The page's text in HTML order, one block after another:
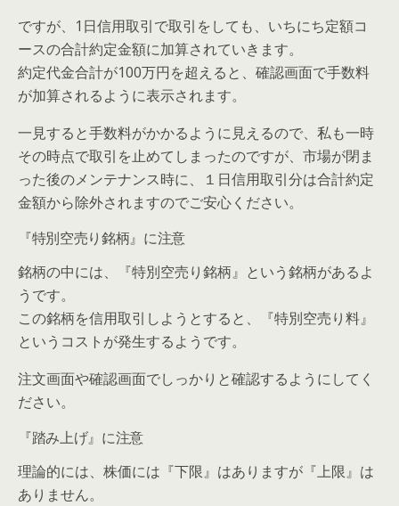
ですが、1日信用取引で取引をしても、いちにち定額コ
ースの合計約定金額に加算されていきます。
約定代金合計が100万円を超えると、確認画面で手数料
が加算されるように表示されます。
一見すると手数料がかかるように見えるので、私も一時
その時点で取引を止めてしまったのですが、市場が閉ま
った後のメンテナンス時に、１日信用取引分は合計約定
金額から除外されますのでご安心ください。
『特別空売り銘柄』に注意
銘柄の中には、『特別空売り銘柄』という銘柄があるよ
うです。
この銘柄を信用取引しようとすると、『特別空売り料』
というコストが発生するようです。
注文画面や確認画面でしっかりと確認するようにしてく
ださい。
『踏み上げ』に注意
理論的には、株価には『下限』はありますが『上限』は
ありません。